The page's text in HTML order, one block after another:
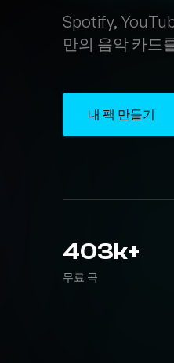
Spotify,
만의 음악 카드
내 팩 만들기
403k+
무료 곡